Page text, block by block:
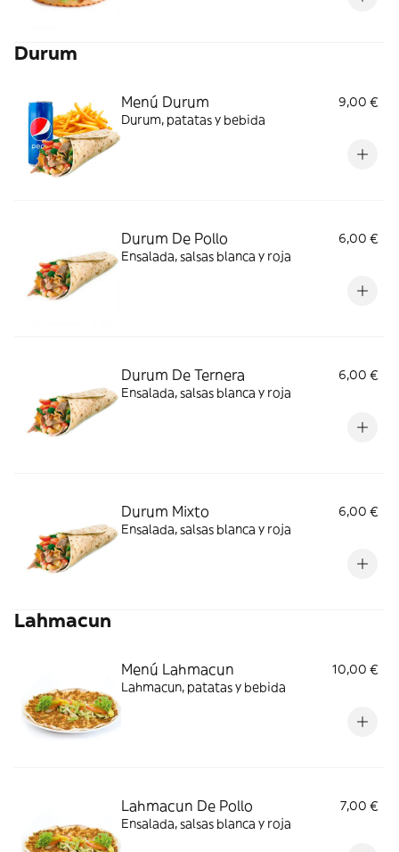
Durum
Menú Durum
9,00 €
Durum, patatas y bebida
Durum De Pollo
6,00 €
Ensalada, salsas blanca y roja
Durum De Ternera
6,00 €
Ensalada, salsas blanca y roja
Durum Mixto
6,00 €
Ensalada, salsas blanca y roja
Lahmacun
Menú Lahmacun
10,00 €
Lahmacun, patatas y bebida
Lahmacun De Pollo
7,00 €
Ensalada, salsas blanca y roja